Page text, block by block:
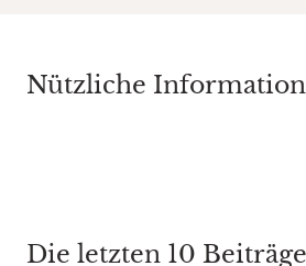
Nützliche
Die letzten 10 Beiträge